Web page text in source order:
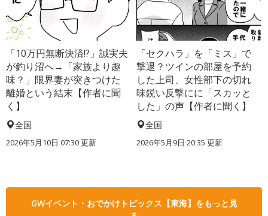
「10万円無断決済!?」誠実夫
が釣り沼へ→「家族より趣
味？」限界妻が突きつけた
離婚という結末【作者に聞
く】
全国
2026年5月10日 07:30 更新
「セクハラ」を「ミス」で
撃退？ツインの部屋を予約
した上司、女性部下の切れ
味鋭い反撃にに「スカッと
した」の声【作者に聞く】
全国
2026年5月9日 20:35 更新
GWイベント・おでかけトピックス【東海】をもっと見